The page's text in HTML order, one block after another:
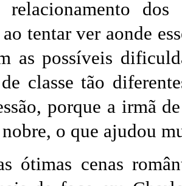
tentar ver aonde
as possíveis
de classe tão
porque a irmã
o que ajudou
ótimas cenas